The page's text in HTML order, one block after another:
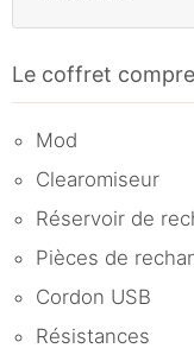
Le coffret
Mod
Clearomiseur
Réservoir de
Pièces de
Cordon USB
Résistances